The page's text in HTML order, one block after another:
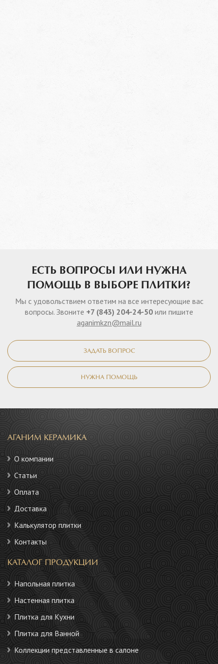
ЕСТЬ ВОПРОСЫ ИЛИ НУЖНА
ПОМОЩЬ В ВЫБОРЕ ПЛИТКИ?
Мы с удовольствием ответим на все интересующие вас
вопросы. Звоните +7 (843) 204-24-50 или пишите
aganimkzn@mail.ru
ЗАДАТЬ ВОПРОС
НУЖНА ПОМОЩЬ
АГАНИМ КЕРАМИКА
О компании
Статьи
Оплата
Доставка
Калькулятор плитки
Контакты
КАТАЛОГ ПРОДУКЦИИ
Напольная плитка
Настенная плитка
Плитка для Кухни
Плитка для Ванной
Коллекции представленные в салоне